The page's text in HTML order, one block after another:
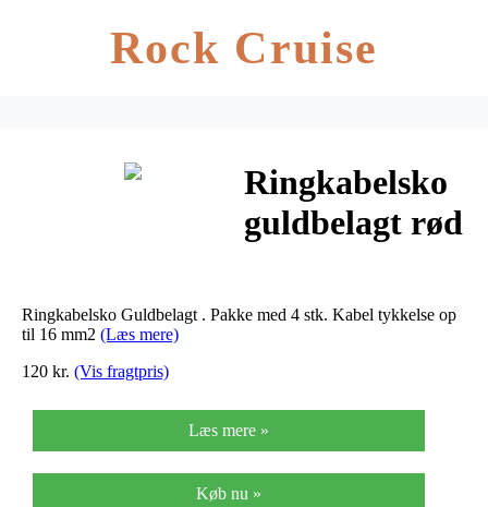
Rock Cruise
Ringkabelsko
guldbelagt rød
416R
Ringkabelsko Guldbelagt . Pakke med 4 stk. Kabel tykkelse op
til 16 mm2 (Læs mere)
120 kr. (Vis fragtpris)
Læs mere »
Køb nu »